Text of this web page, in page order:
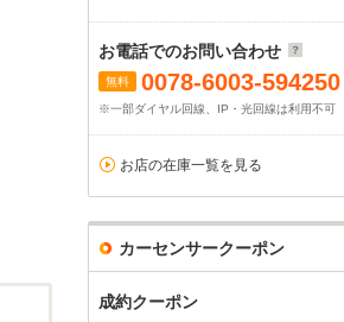
お電話でのお問い合わせ
無料 0078-6003-594250
※一部ダイヤル回線、IP・光回線は利用不可
お店の在庫一覧を見る
カーセンサークーポン
成約クーポン